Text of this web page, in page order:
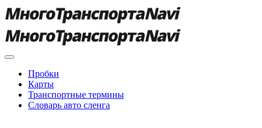
Пробки
Карты
Транспортные термины
Словарь авто сленга